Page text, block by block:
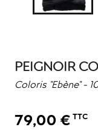
PEIGNOIR
Coloris "Ebène" -
79,00 € TTC